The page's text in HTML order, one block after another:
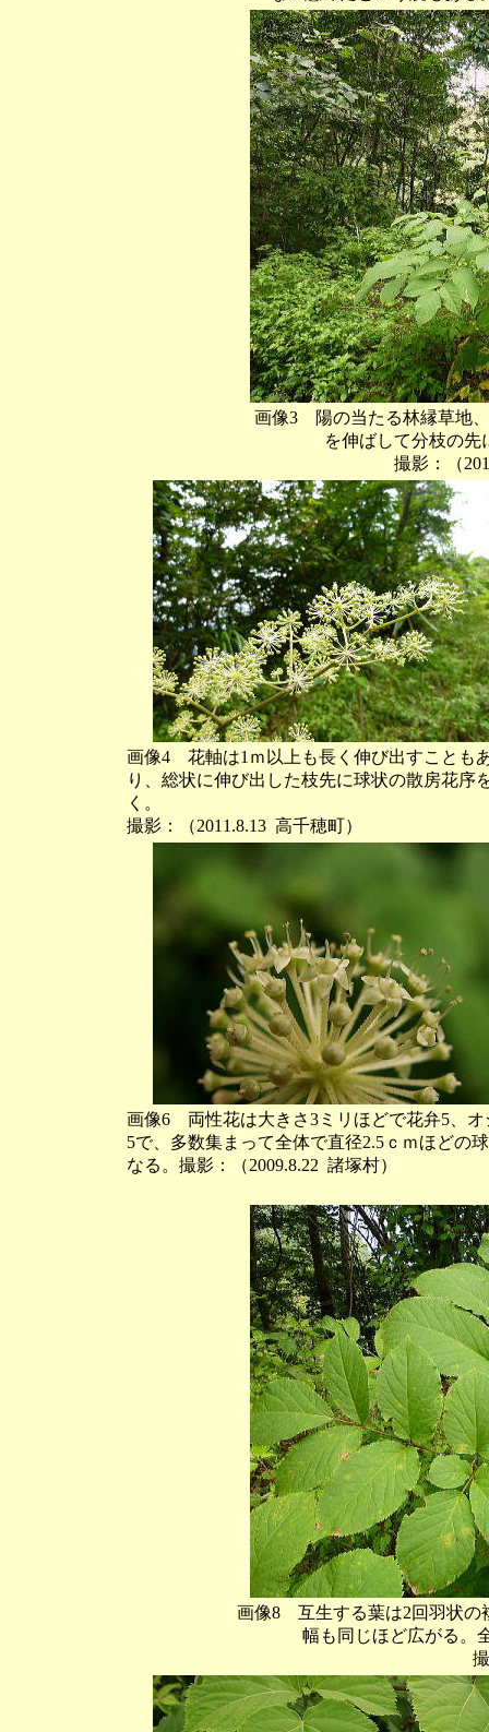
画像3 陽の当たる林縁草地
を伸ばして分枝の先に花
撮影：（
画像4 花軸は1ｍ以上も長く伸び出すことも
り、総状に伸び出した枝先に球状の散房花序
く。
撮影：（2011.8.13 高千穂町）
画像6 両性花は大きさ3ミリほどで花弁5、オ
5で、多数集まって全体で直径2.5ｃｍほどの
なる。撮影：（2009.8.22 諸塚村）
画像8 互生する葉は2回羽状の
幅も同じほど広がる。全体
撮影：（